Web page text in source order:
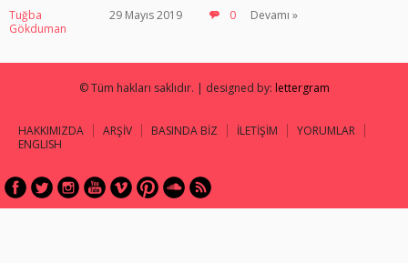
Tuğba
Gökduman
29 Mayıs 2019 0 Devamı »
© Tüm hakları saklıdır. | designed by: lettergram
HAKKIMIZDA ARŞİV BASINDA BİZ İLETİŞİM
YORUMLAR
ENGLISH